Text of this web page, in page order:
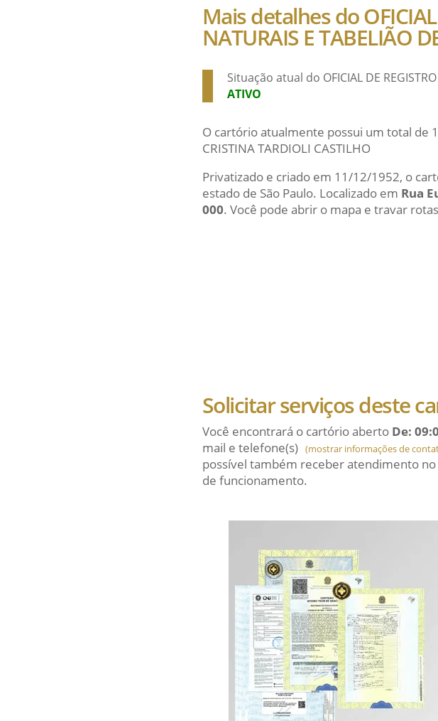
Mais detalhes do OFICIAL
NATURAIS E TABELIÃO
Situação atual do OFICIAL DE
ATIVO
O cartório atualmente possui um total de
CRISTINA TARDIOLI CASTILHO
Privatizado e criado em 11/12/1952, o
estado de São Paulo. Localizado em Rua
000. Você pode abrir o mapa e travar
Solicitar serviços deste
Você encontrará o cartório aberto De:
mail e telefone(s) (mostrar informações de
possível também receber atendimento
de funcionamento.